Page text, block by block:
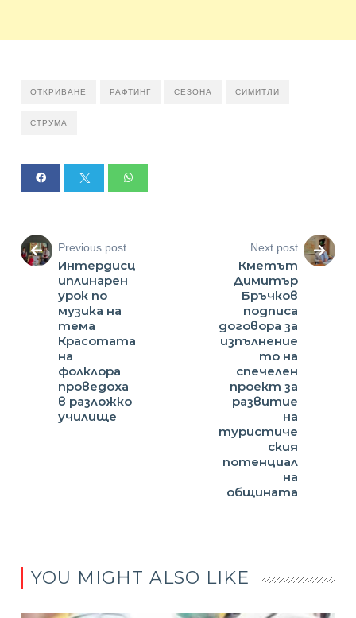
ОТКРИВАНЕ РАФТИНГ СЕЗОНА СИМИТЛИ
СТРУМА
Previous post
Интердисц
иплинарен
урок по
музика на
тема
Красотата
на
фолклора
проведоха
в разложко
училище
Next post
Кметът
Димитър
Бръчков
подписа
договора за
изпълнение
то на
спечелен
проект за
развитие
на
туристиче
ския
потенциал
на
общината
YOU MIGHT ALSO LIKE